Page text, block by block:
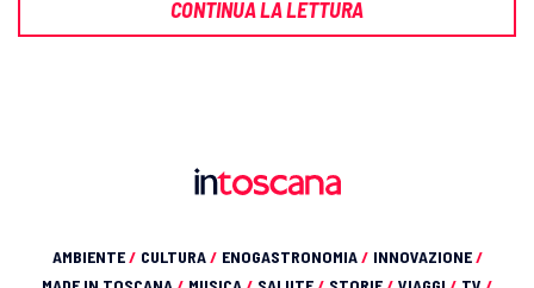
CONTINUA LA LETTURA
AMBIENTE/ CULTURA/ ENOGASTRONOMIA/ INNOVAZIONE/